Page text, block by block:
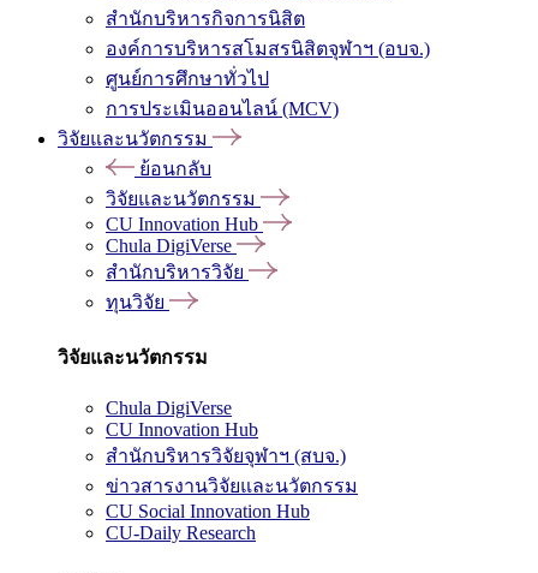
สำนักบริหารกิจการนิสิต
องค์การบริหารสโมสรนิสิตจุฬาฯ (อบจ.)
ศูนย์การศึกษาทั่วไป
การประเมินออนไลน์ (MCV)
วิจัยและนวัตกรรม
ย้อนกลับ
วิจัยและนวัตกรรม
CU Innovation Hub
Chula DigiVerse
สำนักบริหารวิจัย
ทุนวิจัย
วิจัยและนวัตกรรม
Chula DigiVerse
CU Innovation Hub
สำนักบริหารวิจัยจุฬาฯ (สบจ.)
ข่าวสารงานวิจัยและนวัตกรรม
CU Social Innovation Hub
CU-Daily Research